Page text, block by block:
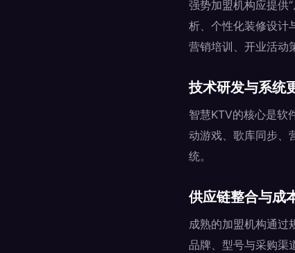
强势加盟机构应提供
析、个性化装修设计
营销培训、开业活动
技术研发与系统
智慧KTV的核心是软
动游戏、歌库同步、
统。
供应链整合与成
成熟的加盟机构通过
品牌、型号与采购渠